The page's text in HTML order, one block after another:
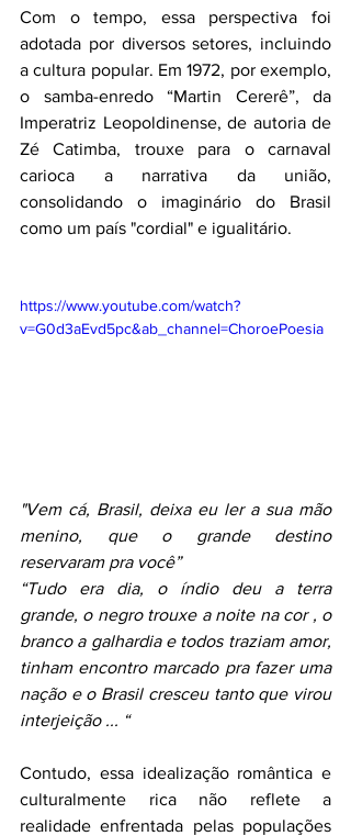
Com o tempo, essa perspectiva foi
adotada por diversos setores, incluindo
a cultura popular. Em 1972, por exemplo,
o samba-enredo “Martin Cererê”, da
Imperatriz Leopoldinense, de autoria de
Zé Catimba, trouxe para o carnaval
carioca a narrativa da união,
consolidando o imaginário do Brasil
como um país "cordial" e igualitário.
https://www.youtube.com/watch?
v=G0d3aEvd5pc&ab_channel=ChoroePoesia
"Vem cá, Brasil, deixa eu ler a sua mão
menino, que o grande destino
reservaram pra você”
“Tudo era dia, o índio deu a terra
grande, o negro trouxe a noite na cor , o
branco a galhardia e todos traziam amor,
tinham encontro marcado pra fazer uma
nação e o Brasil cresceu tanto que virou
interjeição ... “
Contudo, essa idealização romântica e
culturalmente rica não reflete a
realidade enfrentada pelas populações